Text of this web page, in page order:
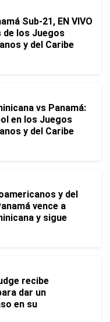
Sub-21, EN VIVO
de los Juegos
y del Caribe
vs Panamá:
en los Juegos
y del Caribe
y del
vence a
y sigue
recibe
dar un
en su